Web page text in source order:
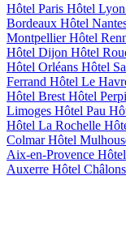
Hôtel Paris Hôtel Lyon
Bordeaux Hôtel
MontpellierHôtel
Hôtel Dijon Hôtel
Hôtel Orléans Hôtel
Ferrand Hôtel Le
Hôtel Brest Hôtel
Limoges Hôtel Pau
Hôtel La Rochelle
ColmarHôtel
Aix-en-Provence
Auxerre Hôtel